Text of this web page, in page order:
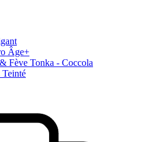
Âge+
Fève Tonka - Coccola
Teinté